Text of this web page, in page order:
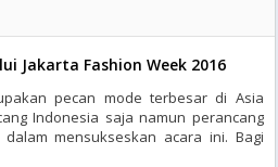
Jakarta Fashion Week 2016
pecan mode terbesar di Asia
Indonesia saja namun perancang
mensukseskan acara ini. Bagi